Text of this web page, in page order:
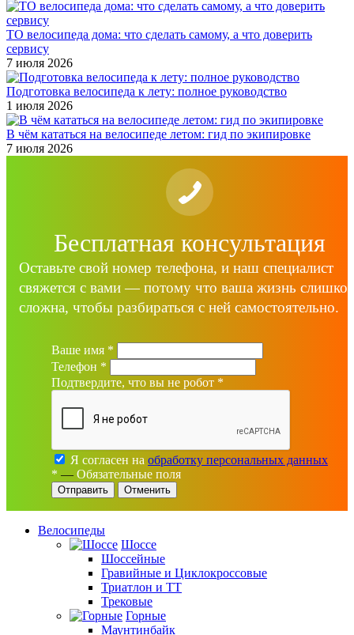
ТО велосипеда дома: что сделать самому, а что доверить
сервису
7 июля 2026
Подготовка велосипеда к лету: полное руководство
1 июля 2026
В чём кататься на велосипеде летом: гид по экипировке
7 июля 2026
Бесплатная консультация
Оставьте свой номер телефона, и наш специалист
свяжется с вами — потому что ваша жизнь
сложна, чтобы разбираться с ней самостоятельно.
Ваше имя *
Телефон *
Подтвердите, что вы не робот *
Я согласен на обработку персональных данных
* — Обязательные поля
Отменить
Велосипеды
Шоссе
Шоссейные
Гравийные и Циклокроссовые
Триатлон и ТТ
Трековые
Горные
Маунтинбайк